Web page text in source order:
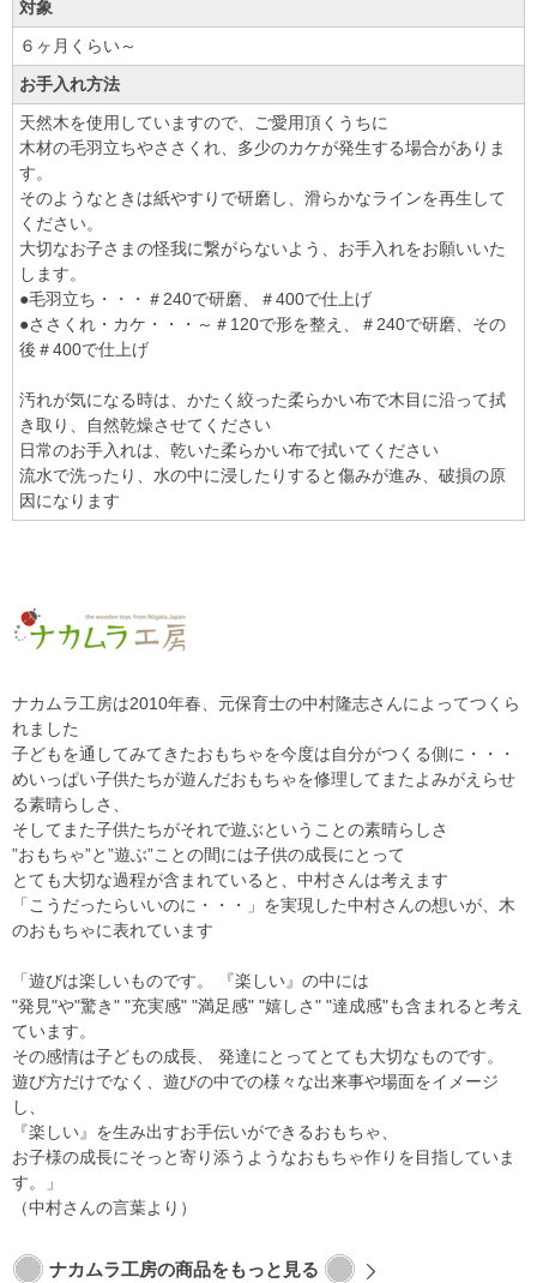
対象
６ヶ月くらい～
お手入れ方法
天然木を使用していますので、ご愛用頂くうちに
木材の毛羽立ちやささくれ、多少のカケが発生する場合がありま
す。
そのようなときは紙やすりで研磨し、滑らかなラインを再生して
ください。
大切なお子さまの怪我に繋がらないよう、お手入れをお願いいた
します。
●毛羽立ち・・・＃240で研磨、＃400で仕上げ
●ささくれ・カケ・・・～＃120で形を整え、＃240で研磨、その
後＃400で仕上げ
汚れが気になる時は、かたく絞った柔らかい布で木目に沿って拭
き取り、自然乾燥させてください
日常のお手入れは、乾いた柔らかい布で拭いてください
流水で洗ったり、水の中に浸したりすると傷みが進み、破損の原
因になります
ナカムラ工房は2010年春、元保育士の中村隆志さんによってつくら
れました
子どもを通してみてきたおもちゃを今度は自分がつくる側に・・・
めいっぱい子供たちが遊んだおもちゃを修理してまたよみがえらせ
る素晴らしさ、
そしてまた子供たちがそれで遊ぶということの素晴らしさ
”おもちゃ”と”遊ぶ”ことの間には子供の成長にとって
とても大切な過程が含まれていると、中村さんは考えます
「こうだったらいいのに・・・」を実現した中村さんの想いが、木
のおもちゃに表れています
「遊びは楽しいものです。 『楽しい』の中には
"発見"や"驚き" "充実感" "満足感" "嬉しさ" "達成感"も含まれると考え
ています。
その感情は子どもの成長、 発達にとってとても大切なものです。
遊び方だけでなく、遊びの中での様々な出来事や場面をイメージ
し、
『楽しい』を生み出すお手伝いができるおもちゃ、
お子様の成長にそっと寄り添うようなおもちゃ作りを目指していま
す。」
（中村さんの言葉より）
ナカムラ工房の商品をもっと見る